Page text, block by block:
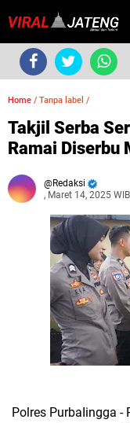
Home / Tanpa label /
Takjil Serba
Ramai Diserbu
Redaksi
, Maret 14, 2025 WIB
Polres PurbaIingga -